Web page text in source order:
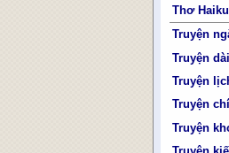
Thơ
Truyện
Truyện dài
Truyện
Truyện
Truyện